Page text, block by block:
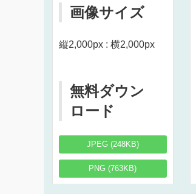
画像サイズ
縦2,000px : 横2,000px
無料ダウン
ロード
JPEG (248KB)
PNG (763KB)